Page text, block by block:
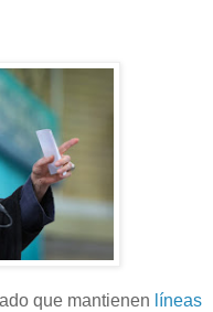
que mantienen líneas